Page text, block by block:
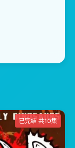
已完结 共10集